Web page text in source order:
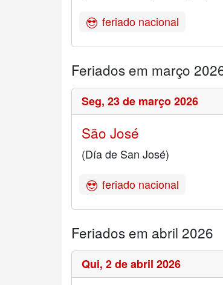
feriado nacional
Feriados em março
Seg, 23 de março 2026
São José
(Día de San José)
feriado nacional
Feriados em abril 2026
Qui, 2 de abril 2026